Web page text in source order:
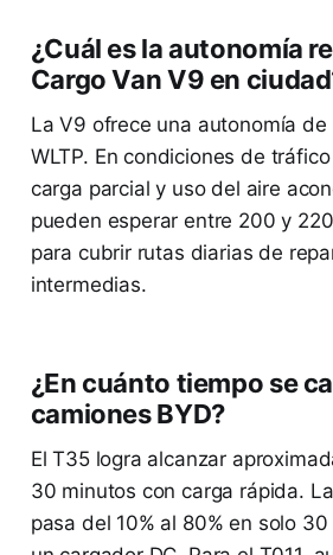
¿Cuál es la autonomía
Cargo Van V9 en
La V9 ofrece una autonomía
WLTP. En condiciones de
carga parcial y uso del aire
pueden esperar entre 200 y
para cubrir rutas diarias de
intermedias.
¿En cuánto tiempo se
camiones BYD?
El T35 logra alcanzar
30 minutos con carga rápida.
pasa del 10% al 80% en solo